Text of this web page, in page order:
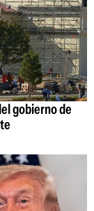
gobierno de